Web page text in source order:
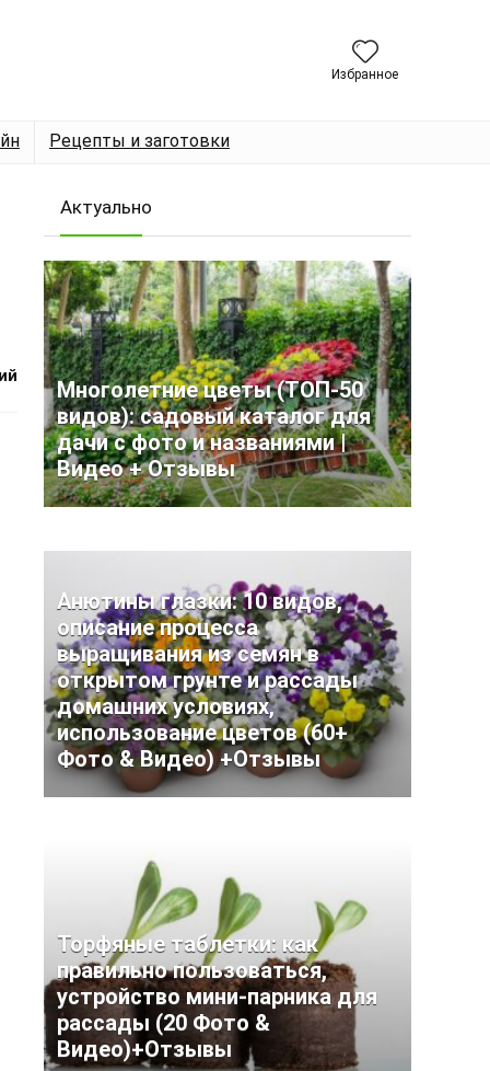
Избранное
Рецепты и заготовки
Актуально
Многолетние цветы (ТОП-50
видов): садовый каталог для
дачи с фото и названиями |
Видео + Отзывы
Анютины глазки: 10 видов,
описание процесса
выращивания из семян в
открытом грунте и рассады
домашних условиях,
использование цветов (60+
Фото & Видео) +Отзывы
Торфяные таблетки: как
правильно пользоваться,
устройство мини-парника для
рассады (20 Фото &
Видео)+Отзывы